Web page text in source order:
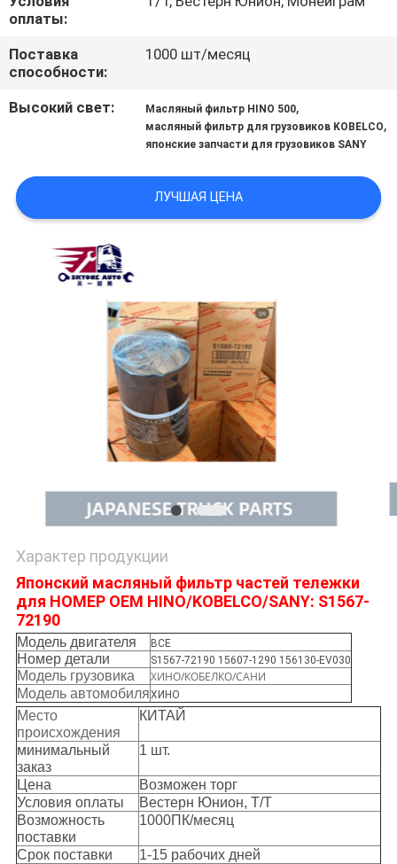
КАРТА
САЙТА
PRIVACY
оплаты:
Поставка
способности:
1000 шт/месяц
Высокий свет: Масляный фильтр HINO 500,
масляный фильтр для грузовиков KOBELCO,
японские запчасти для грузовиков SANY
ЛУЧШАЯ ЦЕНА
Характер продукции
Японский масляный фильтр частей тележки
для НОМЕР OEM HINO/KOBELCO/SANY: S1567-
72190
Модель двигателя ВСЕ
Номер детали S1567-72190 15607-1290 156130-EV030
Модель грузовика
ХИНО/КОБЕЛКО/САНИ
Модель автомобиляХИНО
Место
происхождения
КИТАЙ
минимальный
заказ
1 шт.
Цена
Возможен торг
Условия оплаты
Вестерн Юнион, Т/Т
Возможность
поставки
1000ПК/месяц
Срок поставки
1-15 рабочих дней